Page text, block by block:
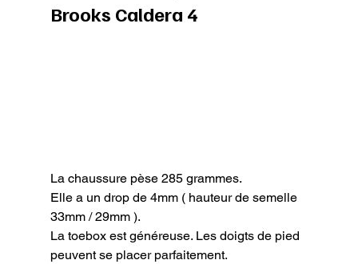
Brooks Caldera 4
La chaussure pèse 285 grammes.
Elle a un drop de 4mm ( hauteur de semelle
33mm / 29mm ).
La toebox est généreuse. Les doigts de pied
peuvent se placer parfaitement.